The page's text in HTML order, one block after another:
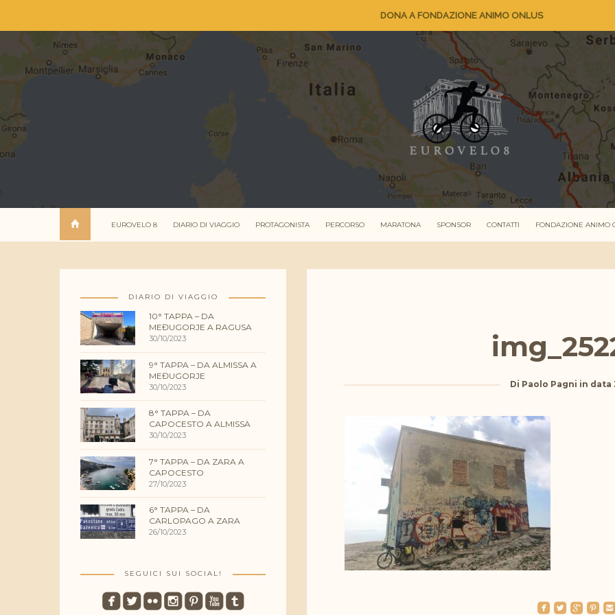
DONA A FONDAZIONE ANIMO ONLUS
EUROVELO 8 DIARIO DI VIAGGIO PROTAGONISTA PERCORSO MARATONA SPONSOR CONTATTI FONDAZIONE ANIMO
DIARIO DI VIAGGIO
10° TAPPA – DA
MEĐUGORJE A RAGUSA
30/10/2023
9° TAPPA – DA ALMISSA A
MEĐUGORJE
30/10/2023
8° TAPPA – DA
CAPOCESTO A ALMISSA
30/10/2023
7° TAPPA – DA ZARA A
CAPOCESTO
27/10/2023
6° TAPPA – DA
CARLOPAGO A ZARA
26/10/2023
SEGUICI SUI SOCIAL!
roundedfacebookroundedtwitterbirdroundedflickrroundedinstagramroundedpinterestroundedyoutuberoundedtumblr
Di Paolo Pagni in data
roundedfacebook roundedtwitterbird roundedgoogleplus roundedpinterest roundedemail